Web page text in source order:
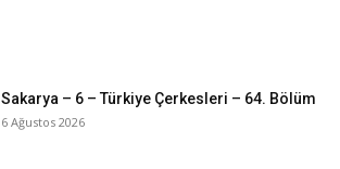
Sakarya – 6 – Türkiye Çerkesleri – 64. Bölüm
6 Ağustos 2026